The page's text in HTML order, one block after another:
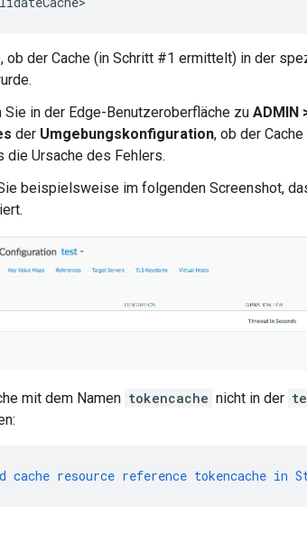
ob der Cache (in Schritt #1 ermittelt) in der
Sie in der Edge-Benutzeroberfläche zu ADMIN
der Umgebungskonfiguration, ob der
die Ursache des Fehlers.
beispielsweise im folgenden Screenshot,
mit dem Namen tokencache nicht in der
cache resource reference tokencache in